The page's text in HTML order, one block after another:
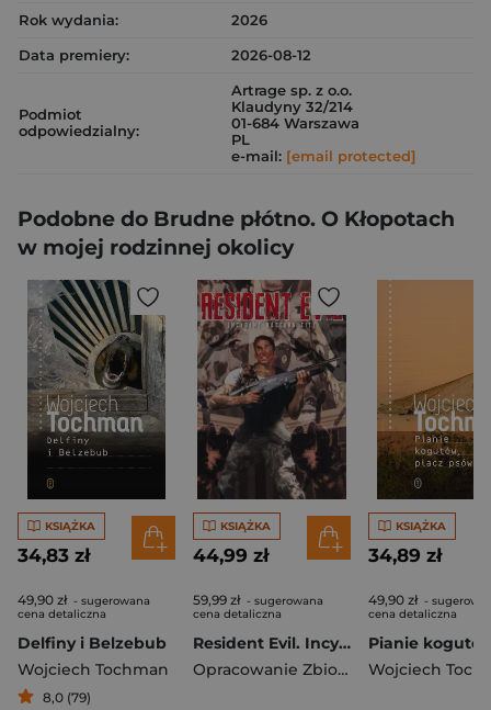
Rok wydania:
2026
Data premiery:
2026-08-12
Podmiot
odpowiedzialny:
Artrage sp. z o.o.
Klaudyny 32/214
01-684 Warszawa
PL
e-mail: [email protected]
Podobne do Brudne płótno. O Kłopotach
w mojej rodzinnej okolicy
KSIĄŻKA
34,83 zł
49,90 zł - sugerowana
cena detaliczna
Delfiny i Belzebub
Wojciech Tochman
8,0 (79)
KSIĄŻKA
44,99 zł
59,99 zł - sugerowana
cena detaliczna
Resident Evil. Incydent Raccoon City
Opracowanie Zbiorowe
KSIĄŻKA
34,89 zł
49,90 zł -
cena detaliczna
Wojciech